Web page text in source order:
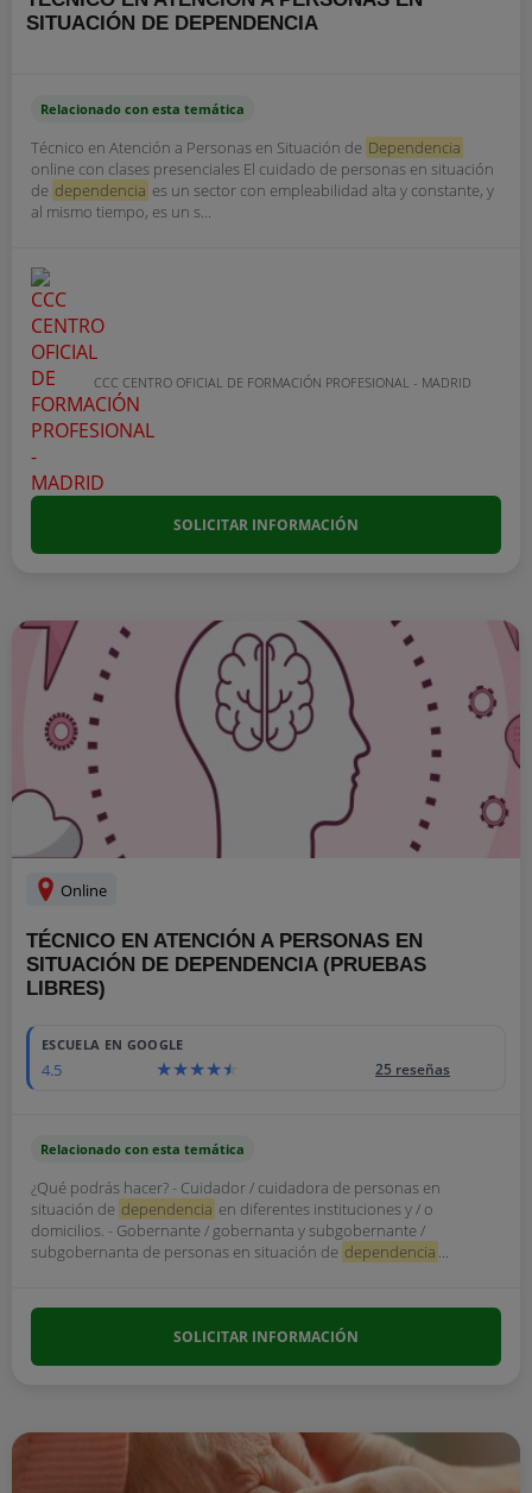
SITUACIÓN DE DEPENDENCIA
Relacionado con esta temática
Técnico en Atención a Personas en Situación de Dependencia
online con clases presenciales El cuidado de personas en situación
de dependencia es un sector con empleabilidad alta y constante, y
al mismo tiempo, es un s...
CCC CENTRO OFICIAL DE FORMACIÓN PROFESIONAL - MADRID
SOLICITAR INFORMACIÓN
Online
TÉCNICO EN ATENCIÓN A PERSONAS EN
SITUACIÓN DE DEPENDENCIA (PRUEBAS
LIBRES)
ESCUELA EN GOOGLE
4.5 25 reseñas
Relacionado con esta temática
¿Qué podrás hacer? - Cuidador / cuidadora de personas en
situación de dependencia en diferentes instituciones y / o
domicilios. - Gobernante / gobernanta y subgobernante /
subgobernanta de personas en situación de dependencia ...
SOLICITAR INFORMACIÓN